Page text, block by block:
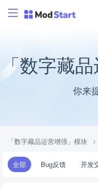
「数字藏
你来
「数字藏品运营增强」模块
全部 Bug反馈 开发